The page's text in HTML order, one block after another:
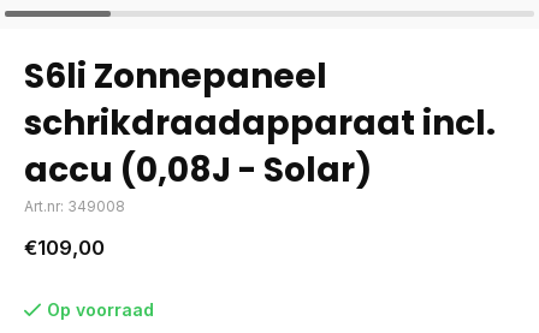
S6li Zonnepaneel
schrikdraadapparaat incl.
accu (0,08J - Solar)
Art.nr: 349008
€109,00
Op voorraad